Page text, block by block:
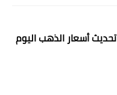
أسعار الذهب اليوم